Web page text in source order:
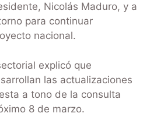
Nicolás Maduro, y a
para continuar
nacional.
explicó que
las actualizaciones
a tono de la consulta
8 de marzo.